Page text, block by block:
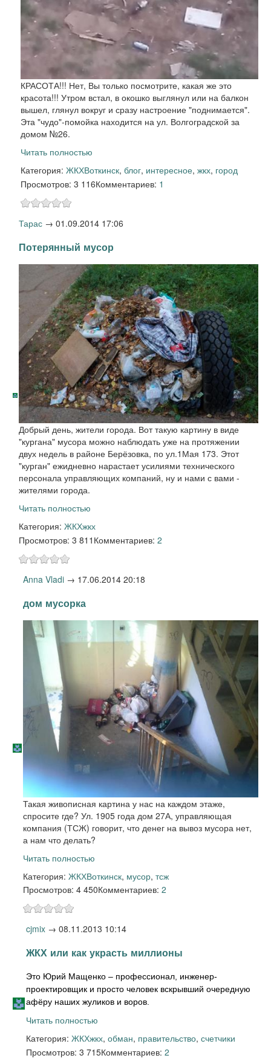
КРАСОТА!!! Нет, Вы только посмотрите, какая же это
красота!!! Утром встал, в окошко выглянул или на балкон
вышел, глянул вокруг и сразу настроение "поднимается".
Эта "чудо"-помойка находится на ул. Волгоградской за
домом №26.
Читать полностью
Категория: ЖКХВоткинск, блог, интересное, жкх, город
Просмотров: 3 116Комментариев: 1
Тарас → 01.09.2014 17:06
Потерянный мусор
Добрый день, жители города. Вот такую картину в виде
"кургана" мусора можно наблюдать уже на протяжении
двух недель в районе Берёзовка, по ул.1Мая 173. Этот
"курган" ежидневно нарастает усилиями технического
персонала управляющих компаний, ну и нами с вами -
жителями города.
Читать полностью
Категория: ЖКХжкх
Просмотров: 3 811 Комментариев: 2
Anna Vladi → 17.06.2014 20:18
дом мусорка
Такая живописная картина у нас на каждом этаже,
спросите где? Ул. 1905 года дом 27А, управляющая
компания (ТСЖ) говорит, что денег на вывоз мусора нет,
а нам что делать?
Читать полностью
Категория: ЖКХВоткинск, мусор, тсж
Просмотров: 4 450Комментариев: 2
cjmix → 08.11.2013 10:14
ЖКХ или как украсть миллионы
Это Юрий Мащенко – профессионал, инженер-
проектировщик и просто человек вскрывший очередную
афёру наших жуликов и воров.
Читать полностью
Категория: ЖКХжкх, обман, правительство, счетчики
Просмотров: 3 715Комментариев: 2